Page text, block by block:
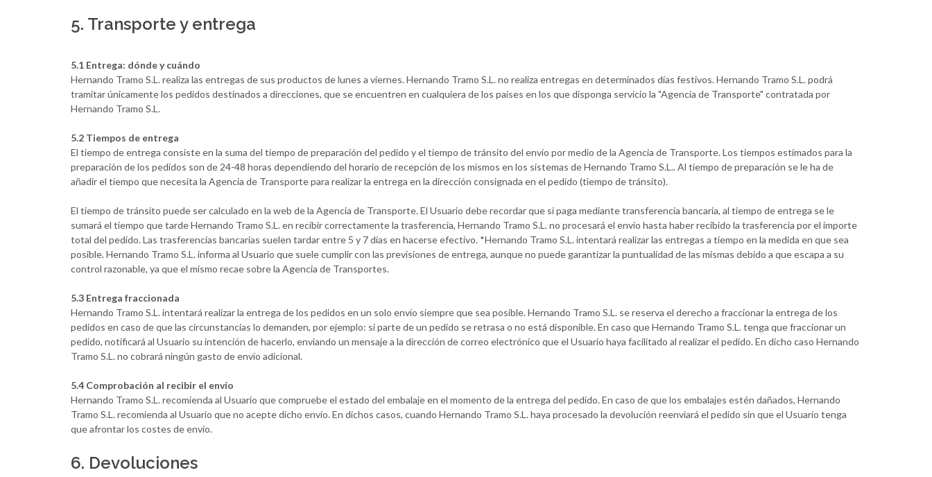
5. Transporte y entrega
5.1 Entrega: dónde y cuándo
Hernando Tramo S.L. realiza las entregas de sus productos de lunes a viernes. Hernando Tramo S.L. no realiza entregas en determinados días festivos. Hernando Tramo S.L. podrá
tramitar únicamente los pedidos destinados a direcciones, que se encuentren en cualquiera de los países en los que disponga servicio la "Agencia de Transporte" contratada por
Hernando Tramo S.L.
5.2 Tiempos de entrega
El tiempo de entrega consiste en la suma del tiempo de preparación del pedido y el tiempo de tránsito del envío por medio de la Agencia de Transporte. Los tiempos estimados para la
preparación de los pedidos son de 24-48 horas dependiendo del horario de recepción de los mismos en los sistemas de Hernando Tramo S.L.. Al tiempo de preparación se le ha de
añadir el tiempo que necesita la Agencia de Transporte para realizar la entrega en la dirección consignada en el pedido (tiempo de tránsito).
El tiempo de tránsito puede ser calculado en la web de la Agencia de Transporte. El Usuario debe recordar que si paga mediante transferencia bancaria, al tiempo de entrega se le
sumará el tiempo que tarde Hernando Tramo S.L. en recibir correctamente la trasferencia, Hernando Tramo S.L. no procesará el envío hasta haber recibido la trasferencia por el importe
total del pedido. Las trasferencias bancarias suelen tardar entre 5 y 7 días en hacerse efectivo. *Hernando Tramo S.L. intentará realizar las entregas a tiempo en la medida en que sea
posible. Hernando Tramo S.L. informa al Usuario que suele cumplir con las previsiones de entrega, aunque no puede garantizar la puntualidad de las mismas debido a que escapa a su
control razonable, ya que el mismo recae sobre la Agencia de Transportes.
5.3 Entrega fraccionada
Hernando Tramo S.L. intentará realizar la entrega de los pedidos en un solo envío siempre que sea posible. Hernando Tramo S.L. se reserva el derecho a fraccionar la entrega de los
pedidos en caso de que las circunstancias lo demanden, por ejemplo: si parte de un pedido se retrasa o no está disponible. En caso que Hernando Tramo S.L. tenga que fraccionar un
pedido, notificará al Usuario su intención de hacerlo, enviando un mensaje a la dirección de correo electrónico que el Usuario haya facilitado al realizar el pedido. En dicho caso Hernando
Tramo S.L. no cobrará ningún gasto de envío adicional.
5.4 Comprobación al recibir el envío
Hernando Tramo S.L. recomienda al Usuario que compruebe el estado del embalaje en el momento de la entrega del pedido. En caso de que los embalajes estén dañados, Hernando
Tramo S.L. recomienda al Usuario que no acepte dicho envío. En dichos casos, cuando Hernando Tramo S.L. haya procesado la devolución reenviará el pedido sin que el Usuario tenga
que afrontar los costes de envío.
6. Devoluciones